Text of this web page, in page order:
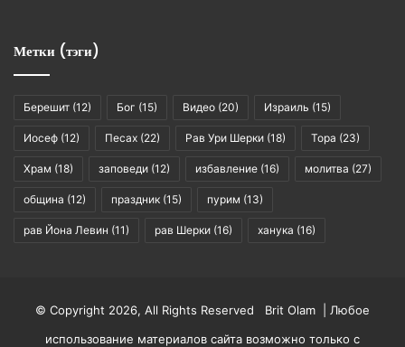
Метки (тэги)
Берешит (12) Бог (15) Видео (20) Израиль (15)
Иосеф (12) Песах (22) Рав Ури Шерки (18) Тора (23)
Храм (18) заповеди (12) избавление (16) молитва (27)
община (12) праздник (15) пурим (13)
рав Йона Левин (11) рав Шерки (16) ханука (16)
© Copyright 2026, All Rights Reserved Brit Olam | Любое
использование материалов сайта возможно только с